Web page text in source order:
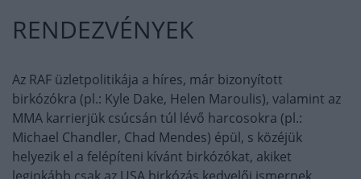
RENDEZVÉNYEK
Az RAF üzletpolitikája a híres, már bizonyított
birkózókra (pl.: Kyle Dake, Helen Maroulis), valamint az
MMA karrierjük csúcsán túl lévő harcosokra (pl.:
Michael Chandler, Chad Mendes) épül, s közéjük
helyezik el a felépíteni kívánt birkózókat, akiket